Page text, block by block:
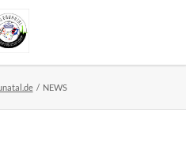
NEWS